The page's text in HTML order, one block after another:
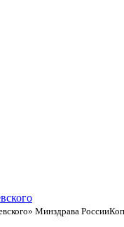
Минздрава России